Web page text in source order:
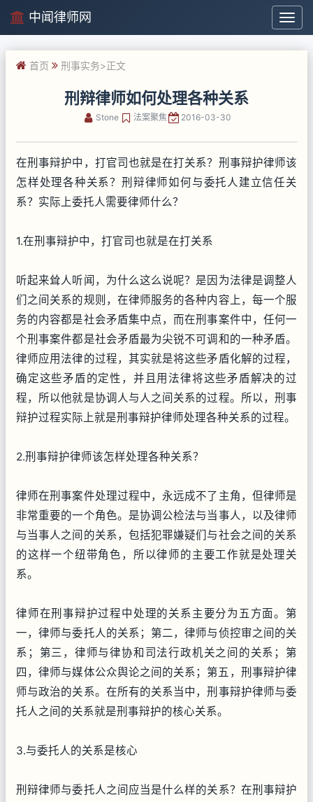
中
闻
律
中闻律师网
首页 刑事实务>正文
刑辩律师如何处理各种关系
Stone 法案聚焦 2016-03-30
在刑事辩护中，打官司也就是在打关系？刑事辩护律师该
怎样处理各种关系？刑辩律师如何与委托人建立信任关
系？实际上委托人需要律师什么？
1.在刑事辩护中，打官司也就是在打关系
听起来耸人听闻，为什么这么说呢？是因为法律是调整人
们之间关系的规则，在律师服务的各种内容上，每一个服
务的内容都是社会矛盾集中点，而在刑事案件中，任何一
个刑事案件都是社会矛盾最为尖锐不可调和的一种矛盾。
律师应用法律的过程，其实就是将这些矛盾化解的过程，
确定这些矛盾的定性，并且用法律将这些矛盾解决的过
程，所以他就是协调人与人之间关系的过程。所以，刑事
辩护过程实际上就是刑事辩护律师处理各种关系的过程。
2.刑事辩护律师该怎样处理各种关系？
律师在刑事案件处理过程中，永远成不了主角，但律师是
非常重要的一个角色。是协调公检法与当事人，以及律师
与当事人之间的关系，包括犯罪嫌疑们与社会之间的关系
的这样一个纽带角色，所以律师的主要工作就是处理关
系。
律师在刑事辩护过程中处理的关系主要分为五方面。第
一，律师与委托人的关系；第二，律师与侦控审之间的关
系；第三，律师与律协和司法行政机关之间的关系；第
四，律师与媒体公众舆论之间的关系；第五，刑事辩护律
师与政治的关系。在所有的关系当中，刑事辩护律师与委
托人之间的关系就是刑事辩护的核心关系。
3.与委托人的关系是核心
刑辩律师与委托人之间应当是什么样的关系？在刑事辩护